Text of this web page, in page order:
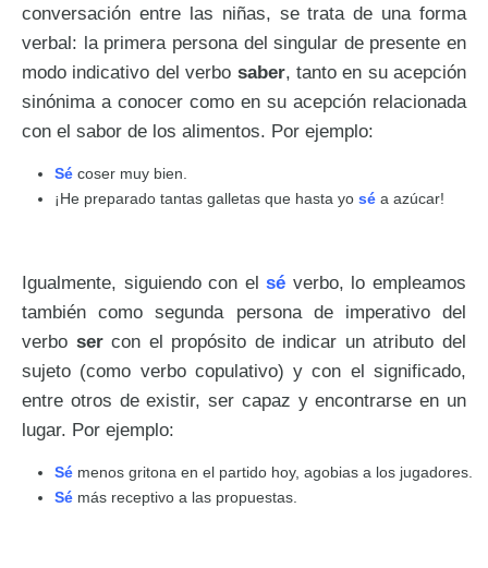
conversación entre las niñas, se trata de una forma
verbal: la primera persona del singular de presente en
modo indicativo del verbo saber, tanto en su acepción
sinónima a conocer como en su acepción relacionada
con el sabor de los alimentos. Por ejemplo:
Sé coser muy bien.
¡He preparado tantas galletas que hasta yo sé a azúcar!
Igualmente, siguiendo con elsé verbo, lo empleamos
también como segunda persona de imperativo del
verbo sercon el propósito de indicar un atributo del
sujeto (como verbo copulativo) y con el significado,
entre otros de existir, ser capaz y encontrarse en un
lugar. Por ejemplo:
Sé menos gritona en el partido hoy, agobias a los jugadores.
Sé más receptivo a las propuestas.